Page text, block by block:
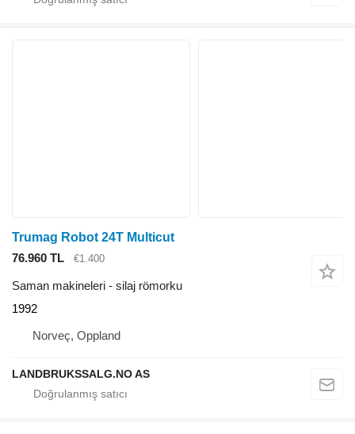
Trumag Robot 24T Multicut
76.960 TL
€1.400
Saman makineleri - silaj römorku
1992
Norveç, Oppland
LANDBRUKSSALG.NO AS